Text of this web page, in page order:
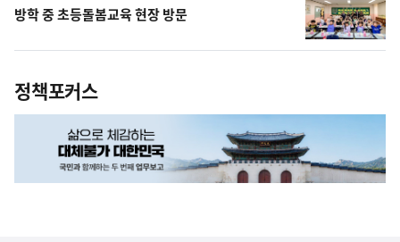
방학 중 초등돌봄교육 현장 방문
정책포커스